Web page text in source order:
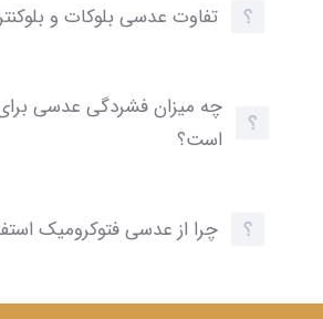
تفاوت عدسی بلوکات و
چه میزان فشردگی عدسی
است؟
چرا از عدسی فتوکرومیک